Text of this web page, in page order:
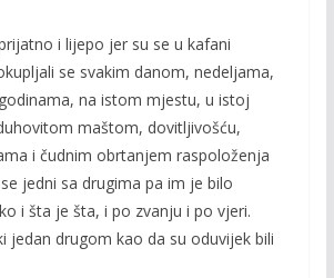
i lijepo jer su se u kafani
se svakim danom, nedeljama,
na istom mjestu, u istoj
maštom, dovitljivošću,
i čudnim obrtanjem raspoloženja
jedni sa drugima pa im je bilo
i šta je šta, i po zvanju i po vjeri.
jedan drugom kao da su oduvijek bili